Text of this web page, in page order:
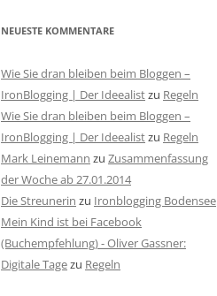
NEUESTE KOMMENTARE
Wie Sie dran bleiben beim Bloggen –
IronBlogging | Der Ideealistzu Regeln
Wie Sie dran bleiben beim Bloggen –
IronBlogging | Der Ideealistzu Regeln
Mark Leinemann zu Zusammenfassung
der Woche ab 27.01.2014
Die Streunerin zu Ironblogging Bodensee
Mein Kind ist bei Facebook
(Buchempfehlung) - Oliver Gassner:
Digitale Tagezu Regeln